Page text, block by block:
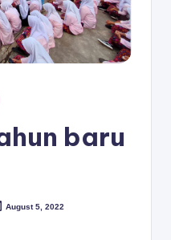
baru
August 5, 2022